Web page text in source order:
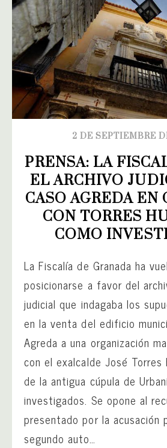
2 DE SEPTIEMBRE
PRENSA: LA
EL ARCHIVO
CASO AGREDA EN
CON TORRES
COMO
La Fiscalía de Granada ha
posicionarse a favor del
judicial que indagaba los
en la venta del edificio
Agreda a una organización
con el exalcalde José
de la antigua cúpula de
investigados. Se opone al
presentado por la acusación
segundo auto…